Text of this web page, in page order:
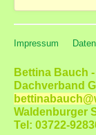
Impressum
Bettina Bauch
Dachverband
Waldenburger
Tel: 03722-